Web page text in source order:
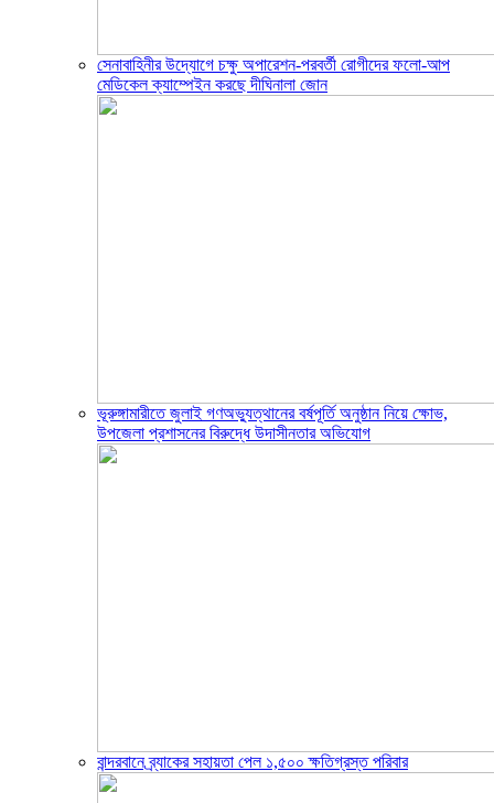
সেনাবাহিনীর উদ্যোগে চক্ষু অপারেশন-পরবর্তী রোগীদের ফলো-আপ
মেডিকেল ক্যাম্পেইন করছে দীঘিনালা জোন
ভূরুঙ্গামারীতে জুলাই গণঅভ্যুত্থানের বর্ষপূর্তি অনুষ্ঠান নিয়ে ক্ষোভ,
উপজেলা প্রশাসনের বিরুদ্ধে উদাসীনতার অভিযোগ
বান্দরবানে ব্র্যাকের সহায়তা পেল ১,৫০০ ক্ষতিগ্রস্ত পরিবার